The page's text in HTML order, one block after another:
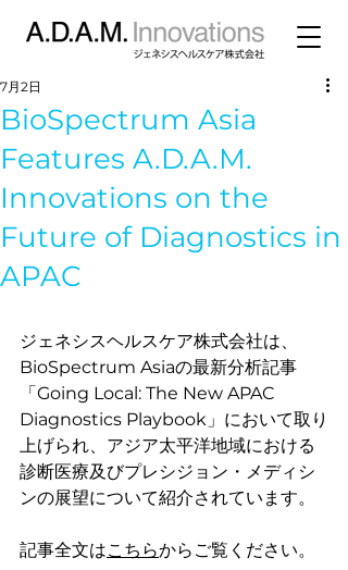
BioSpectrum Asia
Features A.D.A.M.
Innovations on the
Future of Diagnostics in
APAC
7月2日
ジェネシスヘルスケア株式会社は、
BioSpectrum Asiaの最新分析記事
「Going Local: The New APAC
Diagnostics Playbook」において取り
上げられ、アジア太平洋地域における
診断医療及びプレシジョン・メディシ
ンの展望について紹介されています。
記事全文はこちらからご覧ください。